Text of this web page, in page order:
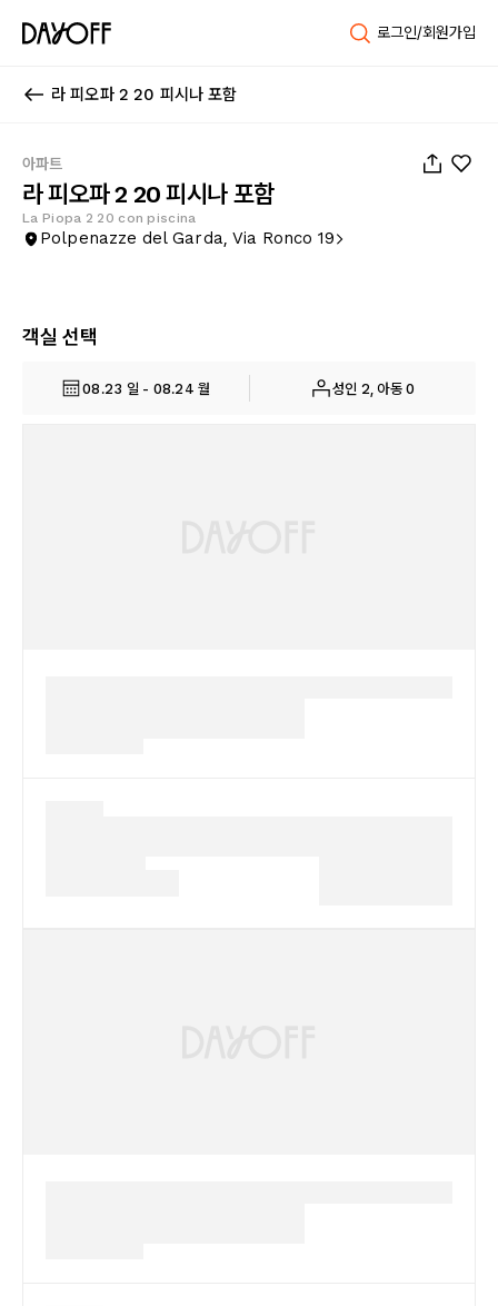
로그인/회원가입
라 피오파 2 20 피시나 포함
아파트
라 피오파 2 20 피시나 포함
La Piopa 2 20 con piscina
Polpenazze del Garda, Via Ronco 19
객실 선택
08.23 일 - 08.24 월 성인 2, 아동 0